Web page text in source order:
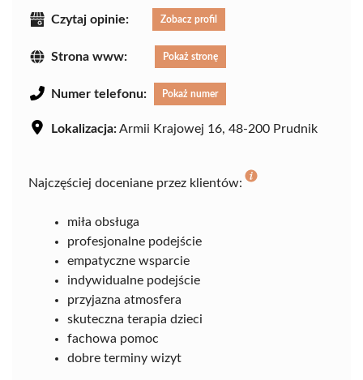
Czytaj opinie: Zobacz profil
Strona www: Pokaż stronę
Numer telefonu: Pokaż numer
Lokalizacja:Armii Krajowej 16, 48-200 Prudnik
Najczęściej doceniane przez klientów:
miła obsługa
profesjonalne podejście
empatyczne wsparcie
indywidualne podejście
przyjazna atmosfera
skuteczna terapia dzieci
fachowa pomoc
dobre terminy wizyt